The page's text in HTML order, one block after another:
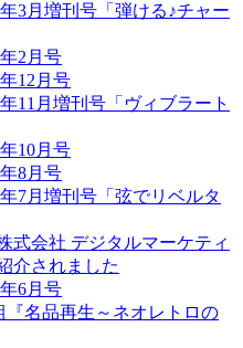
3月増刊号「弾ける♪チャー
2月号
12月号
11月増刊号「ヴィブラート
10月号
8月号
7月増刊号「弦でリベルタ
式会社 デジタルマーケティ
介されました
6月号
『名品再生～ネオレトロの